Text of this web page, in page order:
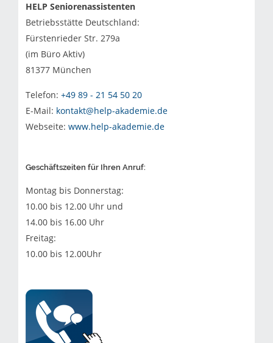
HELP Seniorenassistenten
Betriebsstätte Deutschland:
Fürstenrieder Str. 279a
(im Büro Aktiv)
81377 München
Telefon: +49 89 - 21 54 50 20
E-Mail: kontakt@help-akademie.de
Webseite: www.help-akademie.de
Geschäftszeiten für Ihren Anruf:
Montag bis Donnerstag:
10.00 bis 12.00 Uhr und
14.00 bis 16.00 Uhr
Freitag:
10.00 bis 12.00Uhr